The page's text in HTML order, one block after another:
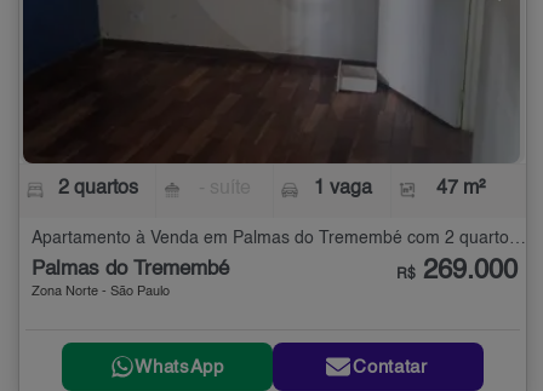
2 quartos 1 vaga 47 m²
Apartamento à Venda em Palmas do Tremembé com 2 quartos - 47 m²
Palmas do Tremembé
Zona Norte - São Paulo
R$ 269.000
WhatsApp Contatar